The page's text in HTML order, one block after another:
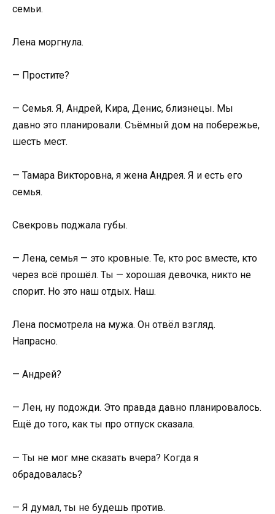
семьи.
Лена моргнула.
— Простите?
— Семья. Я, Андрей, Кира, Денис, близнецы. Мы
давно это планировали. Съёмный дом на побережье,
шесть мест.
— Тамара Викторовна, я жена Андрея. Я и есть его
семья.
Свекровь поджала губы.
— Лена, семья — это кровные. Те, кто рос вместе, кто
через всё прошёл. Ты — хорошая девочка, никто не
спорит. Но это наш отдых. Наш.
Лена посмотрела на мужа. Он отвёл взгляд.
Напрасно.
— Андрей?
— Лен, ну подожди. Это правда давно планировалось.
Ещё до того, как ты про отпуск сказала.
— Ты не мог мне сказать вчера? Когда я
обрадовалась?
— Я думал, ты не будешь против.